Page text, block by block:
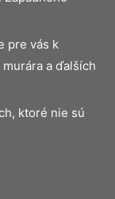
pre vás k
a ďalších
ktoré nie sú